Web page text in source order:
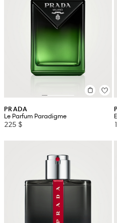
PRADA
Le Parfum Paradigme
225 $